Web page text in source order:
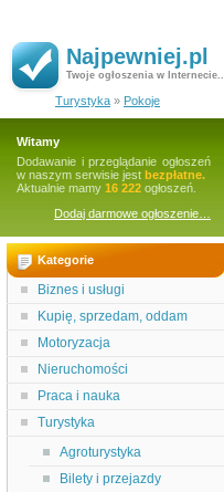
Najpewniej.pl
Twoje ogłoszenia w Internecie..
Turystyka » Pokoje
Witamy
Dodawanie i przeglądanie ogłoszeń
w naszym serwisie jest bezpłatne.
Aktualnie mamy 16 222 ogłoszeń.
Dodaj darmowe ogłoszenie…
Kategorie
Biznes i usługi
Kupię, sprzedam, oddam
Motoryzacja
Nieruchomości
Praca i nauka
Turystyka
Agroturystyka
Bilety i przejazdy